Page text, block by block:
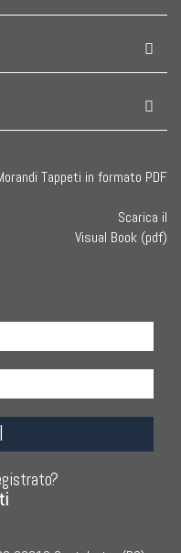
Scarica il
Visual Book (pdf)